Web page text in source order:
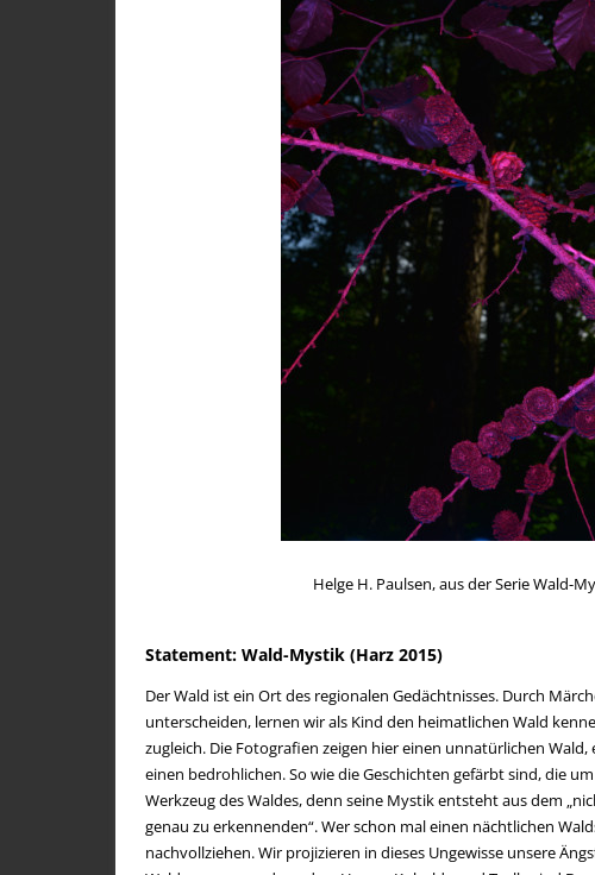
Helge H. Paulsen, aus der Serie Wald-
Statement: Wald-Mystik (Harz 2015)
Der Wald ist ein Ort des regionalen Gedächtnisses. Durch
unterscheiden, lernen wir als Kind den heimatlichen Wald
zugleich. Die Fotografien zeigen hier einen unnatürlichen
einen bedrohlichen. So wie die Geschichten gefärbt sind, die
Werkzeug des Waldes, denn seine Mystik entsteht aus dem
genau zu erkennenden“. Wer schon mal einen nächtlichen
nachvollziehen. Wir projizieren in dieses Ungewisse unsere